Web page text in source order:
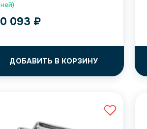
093 ₽
ДОБАВИТЬ В КОРЗИНУ